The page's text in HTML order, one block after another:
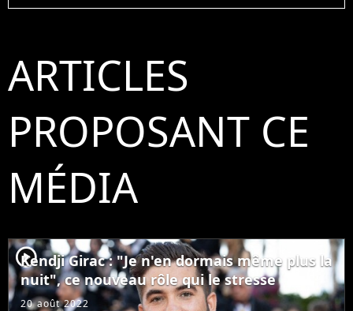
ARTICLES
PROPOSANT CE
MÉDIA
player2
Kendji Girac : "Je n'en dormais même plus la
nuit", ce nouveau rôle qui le stresse
20 août 2022